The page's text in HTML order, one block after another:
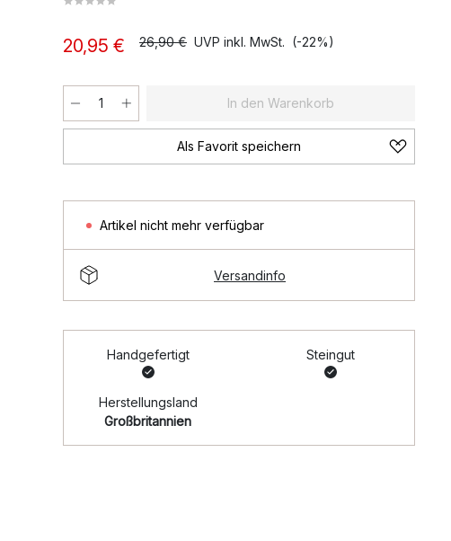
20,95 € 26,90 € UVP inkl. MwSt. (-22%)
In den Warenkorb
Als Favorit speichern
Artikel nicht mehr verfügbar
Versandinfo
Handgefertigt Steingut
Herstellungsland
Großbritannien